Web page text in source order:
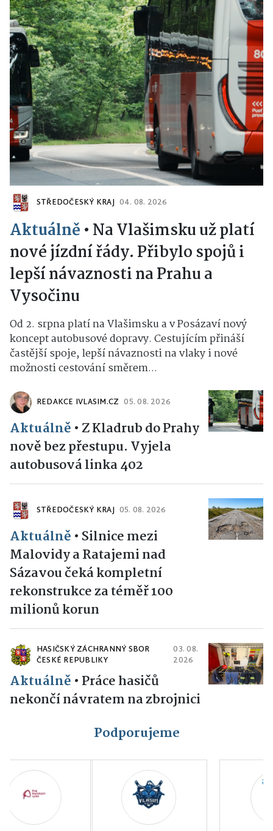
STŘEDOČESKÝ KRAJ 04. 08. 2026
Aktuálně • Na Vlašimsku už platí
nové jízdní řády. Přibylo spojů i
lepší návaznosti na Prahu a
Vysočinu
Od 2. srpna platí na Vlašimsku a v Posázaví nový
koncept autobusové dopravy. Cestujícím přináší
častější spoje, lepší návaznosti na vlaky i nové
možnosti cestování směrem...
REDAKCE IVLASIM.CZ 05. 08. 2026
Aktuálně • Z Kladrub do Prahy
nově bez přestupu. Vyjela
autobusová linka 402
STŘEDOČESKÝ KRAJ 05. 08. 2026
Aktuálně • Silnice mezi
Malovidy a Ratajemi nad
Sázavou čeká kompletní
rekonstrukce za téměř 100
milionů korun
HASIČSKÝ ZÁCHRANNÝ SBOR
ČESKÉ REPUBLIKY
03. 08.
2026
Aktuálně • Práce hasičů
nekončí návratem na zbrojnici
Podporujeme